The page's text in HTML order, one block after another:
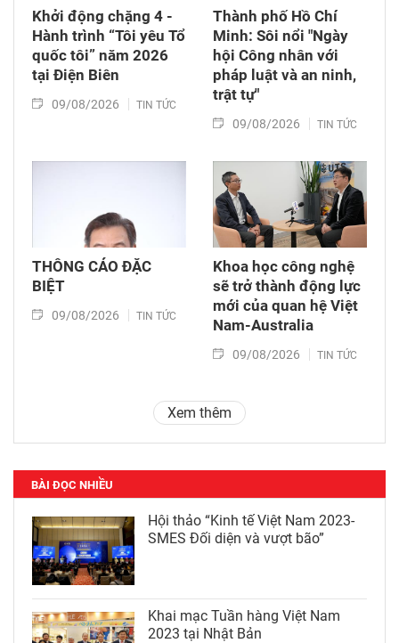
Khởi động chặng 4 -
Hành trình “Tôi yêu Tổ
quốc tôi” năm 2026
tại Điện Biên
09/08/2026 TIN TỨC
Thành phố Hồ Chí
Minh: Sôi nổi "Ngày
hội Công nhân với
pháp luật và an ninh,
trật tự"
09/08/2026 TIN TỨC
THÔNG CÁO ĐẶC
BIỆT
09/08/2026 TIN TỨC
Khoa học công nghệ
sẽ trở thành động lực
mới của quan hệ Việt
Nam-Australia
09/08/2026 TIN TỨC
Xem thêm
BÀI ĐỌC NHIỀU
Hội thảo “Kinh tế Việt Nam 2023-
SMES Đối diện và vượt bão”
Khai mạc Tuần hàng Việt Nam
2023 tại Nhật Bản